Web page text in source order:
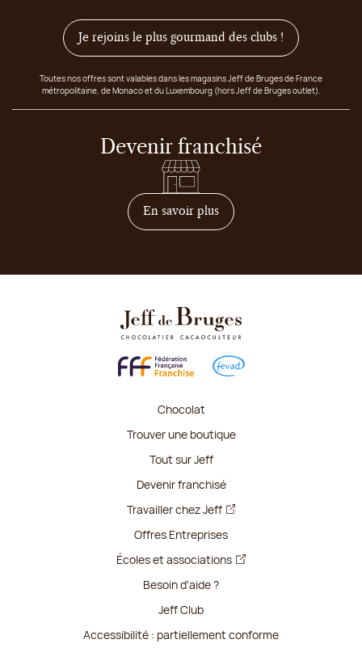
Je rejoins le plus gourmand des clubs !
Toutes nos offres sont valables dans les magasins Jeff de Bruges de France
métropolitaine, de Monaco et du Luxembourg (hors Jeff de Bruges outlet).
Devenir franchisé
En savoir plussur comment devenir
Chocolat
Trouver une boutique
Tout sur Jeff
Devenir franchisé
Travailler chez Jeff
Offres Entreprises
Écoles et associations
Besoin d'aide ?
Jeff Club
Accessibilité : partiellement conforme